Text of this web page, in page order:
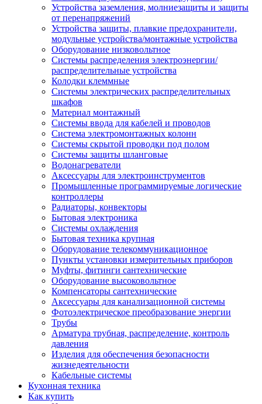
Устройства заземления, молниезащиты и защиты
от перенапряжений
Устройства защиты, плавкие предохранители,
модульные устройства/монтажные устройства
Оборудование низковольтное
Системы распределения электроэнергии/
распределительные устройства
Колодки клеммные
Системы электрических распределительных
шкафов
Материал монтажный
Системы ввода для кабелей и проводов
Система электромонтажных колонн
Системы скрытой проводки под полом
Системы защиты шланговые
Водонагреватели
Аксессуары для электроинструментов
Промышленные программируемые логические
контроллеры
Радиаторы, конвекторы
Бытовая электроника
Системы охлаждения
Бытовая техника крупная
Оборудование телекоммуникационное
Пункты установки измерительных приборов
Муфты, фитинги сантехнические
Оборудование высоковольтное
Компенсаторы сантехнические
Аксессуары для канализационной системы
Фотоэлектрическое преобразование энергии
Трубы
Арматура трубная, распределение, контроль
давления
Изделия для обеспечения безопасности
жизнедеятельности
Кабельные системы
Кухонная техника
Как купить